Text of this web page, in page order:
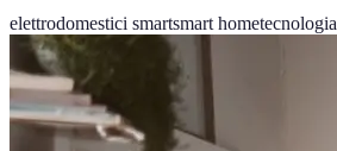
elettrodomestici smartsmart hometecnologia